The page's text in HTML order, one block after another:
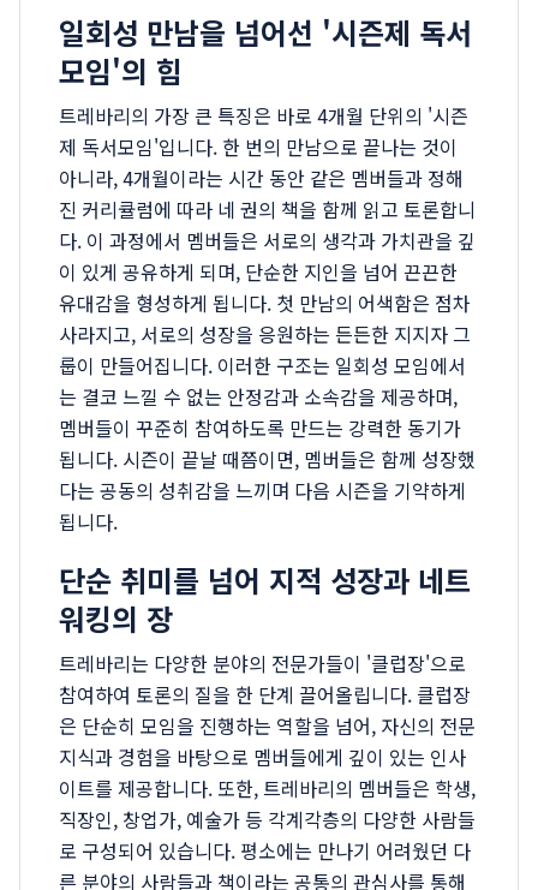
일회성 만남을 넘어선 '시즌제 독서
모임'의 힘
트레바리의 가장 큰 특징은 바로 4개월 단위의 '시즌
제 독서모임'입니다. 한 번의 만남으로 끝나는 것이
아니라, 4개월이라는 시간 동안 같은 멤버들과 정해
진 커리큘럼에 따라 네 권의 책을 함께 읽고 토론합니
다. 이 과정에서 멤버들은 서로의 생각과 가치관을 깊
이 있게 공유하게 되며, 단순한 지인을 넘어 끈끈한
유대감을 형성하게 됩니다. 첫 만남의 어색함은 점차
사라지고, 서로의 성장을 응원하는 든든한 지지자 그
룹이 만들어집니다. 이러한 구조는 일회성 모임에서
는 결코 느낄 수 없는 안정감과 소속감을 제공하며,
멤버들이 꾸준히 참여하도록 만드는 강력한 동기가
됩니다. 시즌이 끝날 때쯤이면, 멤버들은 함께 성장했
다는 공동의 성취감을 느끼며 다음 시즌을 기약하게
됩니다.
단순 취미를 넘어 지적 성장과 네트
워킹의 장
트레바리는 다양한 분야의 전문가들이 '클럽장'으로
참여하여 토론의 질을 한 단계 끌어올립니다. 클럽장
은 단순히 모임을 진행하는 역할을 넘어, 자신의 전문
지식과 경험을 바탕으로 멤버들에게 깊이 있는 인사
이트를 제공합니다. 또한, 트레바리의 멤버들은 학생,
직장인, 창업가, 예술가 등 각계각층의 다양한 사람들
로 구성되어 있습니다. 평소에는 만나기 어려웠던 다
른 분야의 사람들과 책이라는 공통의 관심사를 통해